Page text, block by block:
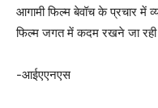
आगामी फिल्‍म बेवॉच के प्रचार में
फिल्‍म जगत में कदम रखने जा रही
-आईएएनएस